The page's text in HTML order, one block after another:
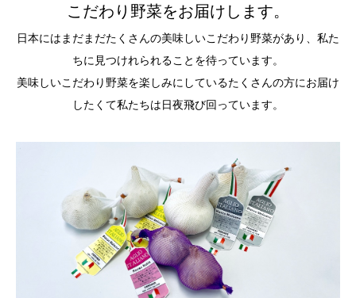
こだわり野菜をお届けします。
日本にはまだまだたくさんの美味しいこだわり野菜があり、私た
ちに見つけれられることを待っています。
美味しいこだわり野菜を楽しみにしているたくさんの方にお届け
したくて私たちは日夜飛び回っています。